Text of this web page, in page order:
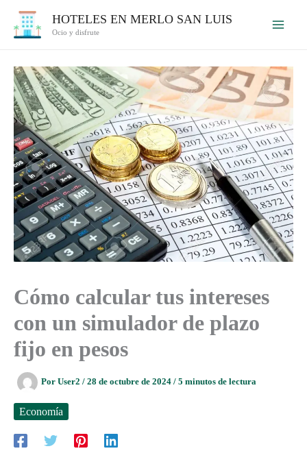
HOTELES EN MERLO SAN LUIS
Ocio y disfrute
Cómo calcular tus intereses
con un simulador de plazo
fijo en pesos
Por User2 / 28 de octubre de 2024 / 5 minutos de lectura
Economía